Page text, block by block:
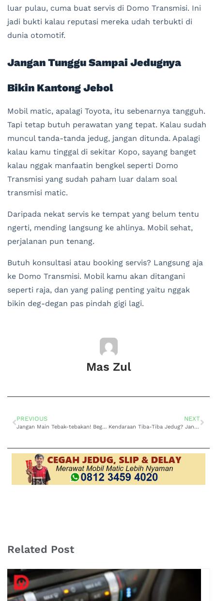
luar pulau, cuma buat servis di Domo Transmisi. Ini
jadi bukti kalau reputasi mereka udah terbukti di
dunia otomotif.
Jangan Tunggu Sampai Jedugnya
Bikin Kantong Jebol
Mobil matic, apalagi Toyota, itu sebenarnya tangguh.
Tapi tetap butuh perawatan yang tepat. Kalau sudah
muncul tanda-tanda jedug, jangan ditunda. Apalagi
kalau kamu tinggal di sekitar Kopo, sayang banget
kalau nggak manfaatin bengkel seperti Domo
Transmisi yang sudah paham luar dalam soal
transmisi matic.
Daripada nekat servis ke tempat yang belum tentu
ngerti, mending langsung ke ahlinya. Mobil sehat,
perjalanan pun tenang.
Butuh konsultasi atau booking servis? Langsung aja
ke Domo Transmisi. Mobil kamu akan ditangani
seperti raja, dan yang paling penting yaitu nggak
bikin deg-degan pas pindah gigi lagi.
Mas Zul
PREVIOUS
Jangan Main Tebak-tebakan! Begini Cara Cek Transmisi Mobil Suzuki di Kopo yang Tepat
NEXT
Kendaraan Tiba-Tiba Jedug? Jangan Tunggu Rusak, Segera ke Ahli Perbaikan Matic Jedug Mitsubishi Ciwidey
Related Post